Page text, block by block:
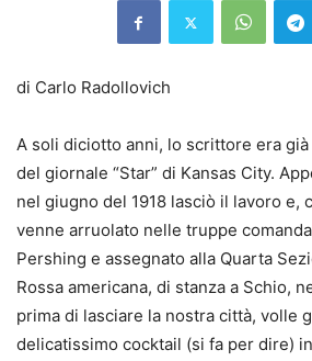
di Carlo Radollovich
A soli diciotto anni, lo scrittore era
del giornale “Star” di Kansas City.
nel giugno del 1918 lasciò il lavoro e,
venne arruolato nelle truppe
Pershing e assegnato alla Quarta
Rossa americana, di stanza a Schio,
prima di lasciare la nostra città, volle
delicatissimo cocktail (si fa per dire)